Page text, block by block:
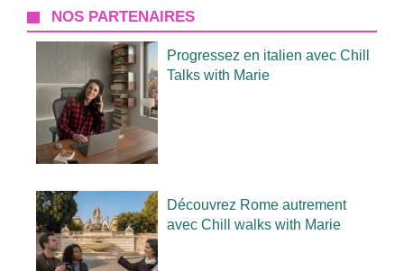
NOS PARTENAIRES
Progressez en italien avec Chill
Talks with Marie
Découvrez Rome autrement
avec Chill walks with Marie